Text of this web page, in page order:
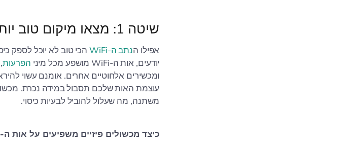
שיטה 1: מצאו מיקום טוב יותר לנתב שלכם
אפילו הנתב ה-WiFi
הכי טוב לא יוכל לספק
יודעים, אות ה-WiFi מושפע מכל מיני
הפרעות
ומכשירים אלחוטיים אחרים. אומנם עשוי
עוצמת האות שלכם תסבול במידה נכרת.
משתנה, מה שעלול להוביל לבעיות כיסוי.
כיצד מכשולים פיזיים משפיעים על אות ה-WiFi